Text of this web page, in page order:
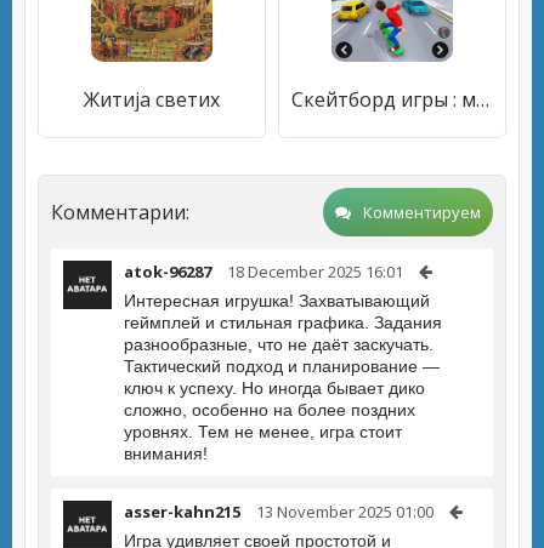
Житија светих Скейтборд игры : машина игра
Комментарии: Комментируем
atok-96287 18 December 2025 16:01
Интересная игрушка! Захватывающий
геймплей и стильная графика. Задания
разнообразные, что не даёт заскучать.
Тактический подход и планирование —
ключ к успеху. Но иногда бывает дико
сложно, особенно на более поздних
уровнях. Тем не менее, игра стоит
внимания!
asser-kahn215 13 November 2025 01:00
Игра удивляет своей простотой и